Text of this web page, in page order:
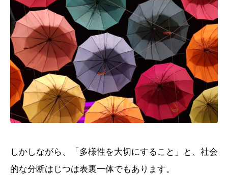
しかしながら、「多様性を大切にすること」と、社会
的な分断はじつは表裏一体でもあります。